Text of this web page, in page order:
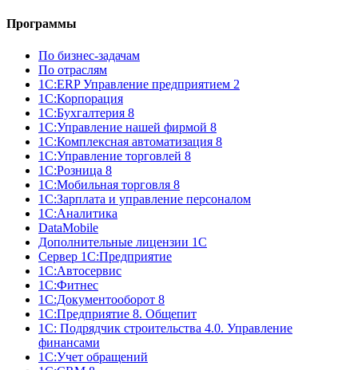
Программы
По бизнес-задачам
По отраслям
1C:ERP Управление предприятием 2
1С:Корпорация
1С:Бухгалтерия 8
1С:Управление нашей фирмой 8
1С:Комплексная автоматизация 8
1С:Управление торговлей 8
1С:Розница 8
1С:Мобильная торговля 8
1С:Зарплата и управление персоналом
1С:Аналитика
DataMobile
Дополнительные лицензии 1С
Сервер 1С:Предприятие
1С:Автосервис
1С:Фитнес
1С:Документооборот 8
1С:Предприятие 8. Общепит
1С: Подрядчик строительства 4.0. Управление
финансами
1С:Учет обращений